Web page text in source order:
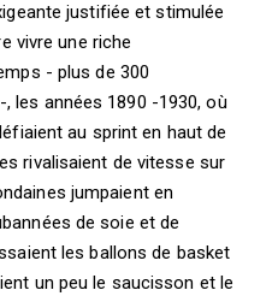
justifiée et stimulée
vivre une riche
- plus de 300
les années 1890 -1930, où
au sprint en haut de
rivalisaient de vitesse sur
jumpaient en
de soie et de
les ballons de basket
un peu le saucisson et le